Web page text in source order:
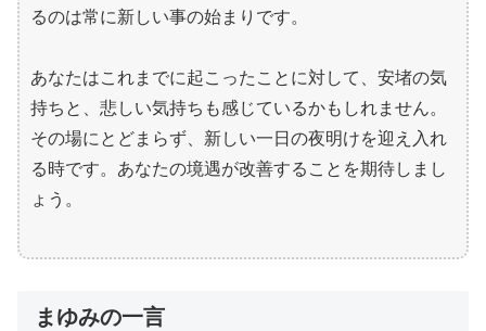
るのは常に新しい事の始まりです。
あなたはこれまでに起こったことに対して、安堵の気
持ちと、悲しい気持ちも感じているかもしれません。
その場にとどまらず、新しい一日の夜明けを迎え入れ
る時です。あなたの境遇が改善することを期待しまし
ょう。
まゆみの一言